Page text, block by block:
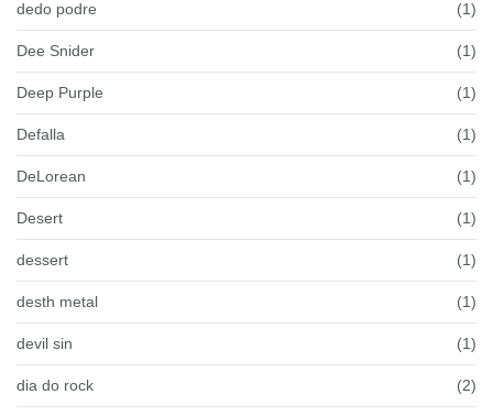
dedo podre (1)
Dee Snider (1)
Deep Purple (1)
Defalla (1)
DeLorean (1)
Desert (1)
dessert (1)
desth metal (1)
devil sin (1)
dia do rock (2)